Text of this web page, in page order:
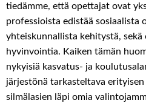
tiedämme, että opettajat ovat
professioista edistää sosiaalista
yhteiskunnallista kehitystä,
hyvinvointia. Kaiken tämän
nykyisiä kasvatus- ja
järjestönä tarkasteltava
silmälasien läpi omia